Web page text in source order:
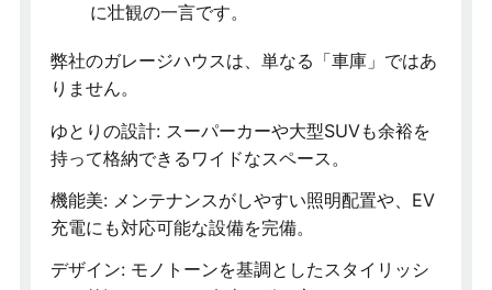
に壮観の一言です。
弊社のガレージハウスは、単なる「車庫」ではあ
りません。
ゆとりの設計: スーパーカーや大型SUVも余裕を
持って格納できるワイドなスペース。
機能美: メンテナンスがしやすい照明配置や、EV
充電にも対応可能な設備を完備。
デザイン: モノトーンを基調としたスタイリッシ